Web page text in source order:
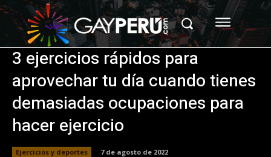
3 ejercicios rápidos para
aprovechar tu día cuando tienes
demasiadas ocupaciones para
hacer ejercicio
Ejercicios y deportes 7 de agosto de 2022